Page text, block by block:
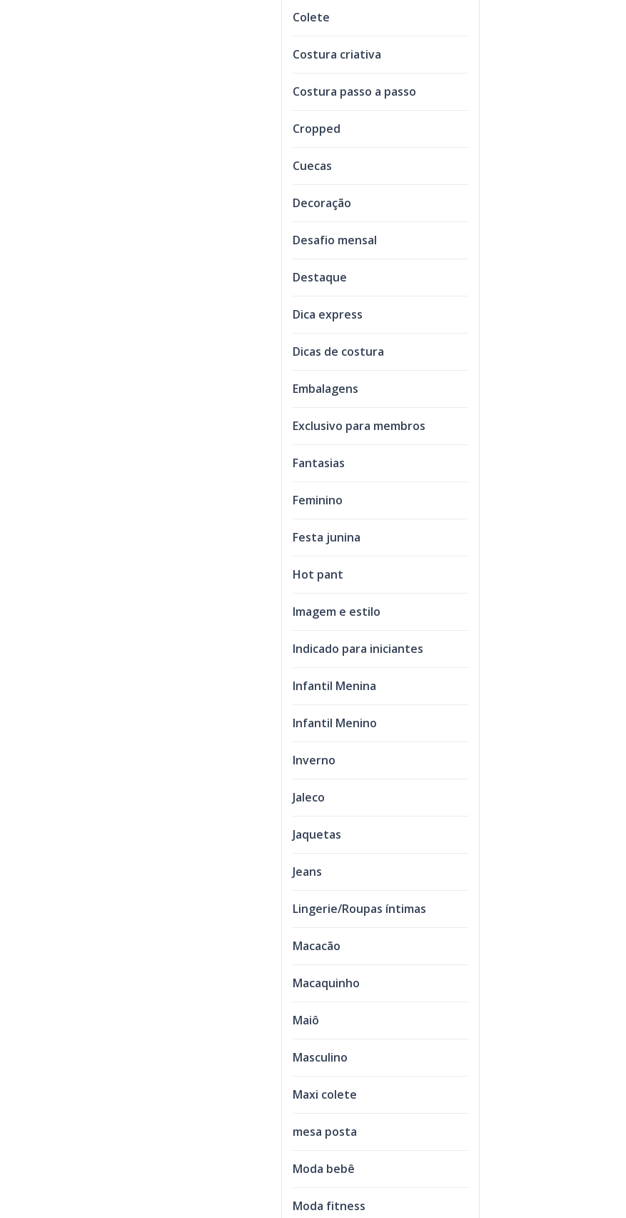
Colete
Costura criativa
Costura passo a passo
Cropped
Cuecas
Decoração
Desafio mensal
Destaque
Dica express
Dicas de costura
Embalagens
Exclusivo para membros
Fantasias
Feminino
Festa junina
Hot pant
Imagem e estilo
Indicado para iniciantes
Infantil Menina
Infantil Menino
Inverno
Jaleco
Jaquetas
Jeans
Lingerie/Roupas íntimas
Macacão
Macaquinho
Maiô
Masculino
Maxi colete
mesa posta
Moda bebê
Moda fitness